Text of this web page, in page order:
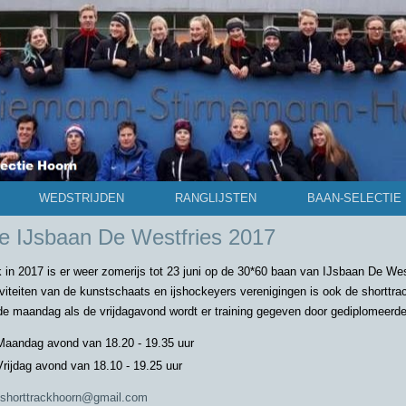
WEDSTRIJDEN RANGLIJSTEN BAAN-SELECTIE
IJsbaan De Westfries 2017
in 2017 is er weer zomerijs tot 23 juni op de 30*60 baan van IJsbaan De
van de kunstschaats en ijshockeyers verenigingen is ook de
maandag als de vrijdagavond wordt er training gegeven door
avond van 18.20 - 19.35 uur
avond van 18.10 - 19.25 uur
shorttrackhoorn@gmail.com